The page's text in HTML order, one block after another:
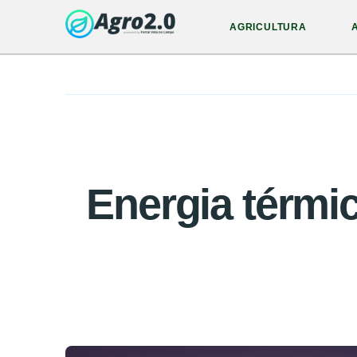
AGRICULTURA
Energia